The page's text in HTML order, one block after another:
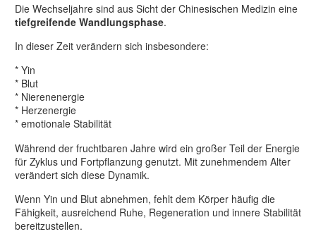
Die Wechseljahre sind aus Sicht der Chinesischen Medizin eine
tiefgreifende Wandlungsphase.
In dieser Zeit verändern sich insbesondere:
* Yin
* Blut
* Nierenenergie
* Herzenergie
* emotionale Stabilität
Während der fruchtbaren Jahre wird ein großer Teil der Energie
für Zyklus und Fortpflanzung genutzt. Mit zunehmendem Alter
verändert sich diese Dynamik.
Wenn Yin und Blut abnehmen, fehlt dem Körper häufig die
Fähigkeit, ausreichend Ruhe, Regeneration und innere Stabilität
bereitzustellen.